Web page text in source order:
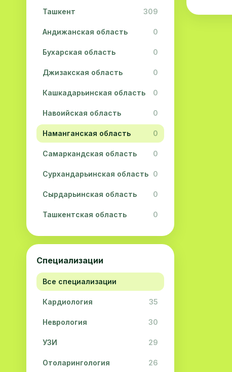
Ташкент 309
Андижанская область 0
Бухарская область 0
Джизакская область 0
Кашкадарьинская область 0
Навоийская область 0
Наманганская область 0
Самаркандская область 0
Сурхандарьинская область 0
Сырдарьинская область 0
Ташкентская область 0
Ферганская область 0
Республика Каракалпакстан0
Специализации
Все специализации
Кардиология 35
Неврология 30
УЗИ 29
Отоларингология 26